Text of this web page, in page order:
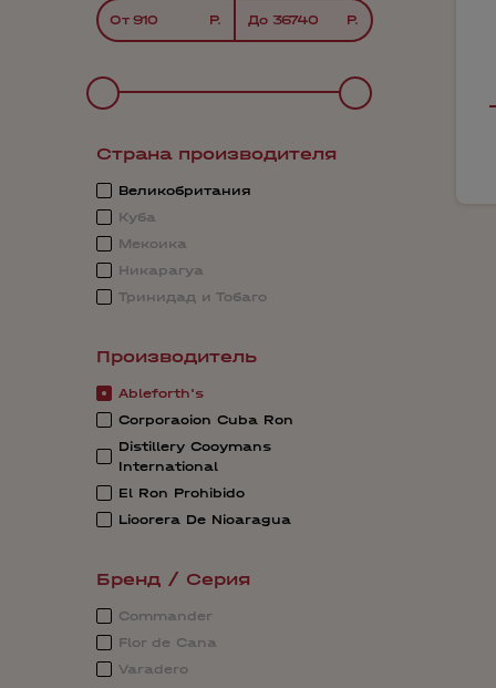
От До
Страна производителя
Великобритания
Куба
Мексика
Никарагуа
Тринидад и Тобаго
Производитель
Ableforth's
Corporacion Cuba Ron
Distillery Cooymans
International
El Ron Prohibido
Licorera De Nicaragua
Бренд / Серия
Commander
Flor de Cana
Varadero